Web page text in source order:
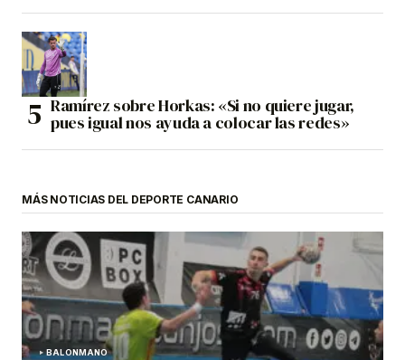
Ramírez sobre Horkas: «Si no quiere jugar,
pues igual nos ayuda a colocar las redes»
MÁS NOTICIAS DEL DEPORTE CANARIO
BALONMANO